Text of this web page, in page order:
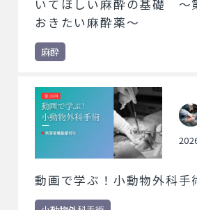
いてほしい麻酔の基礎 ～
おきたい麻酔薬～
麻酔
動画で学ぶ！小動物外科手